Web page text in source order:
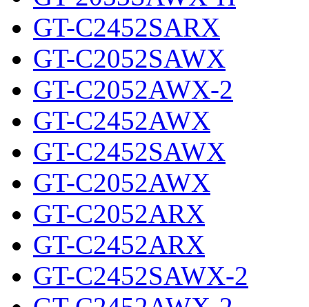
GT-C2452SARX
GT-C2052SAWX
GT-C2052AWX-2
GT-C2452AWX
GT-C2452SAWX
GT-C2052AWX
GT-C2052ARX
GT-C2452ARX
GT-C2452SAWX-2